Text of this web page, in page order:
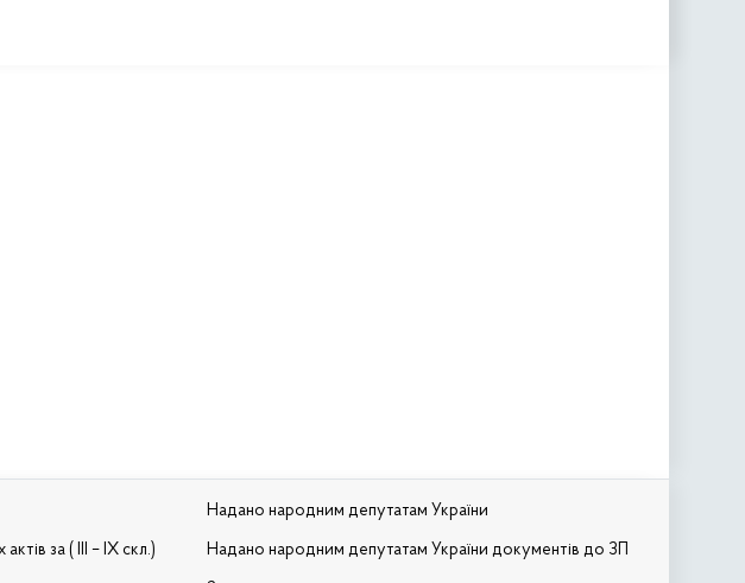
за ( III – IX скл.)
Надано народним депутатам України
Надано народним депутатам України документів до ЗП